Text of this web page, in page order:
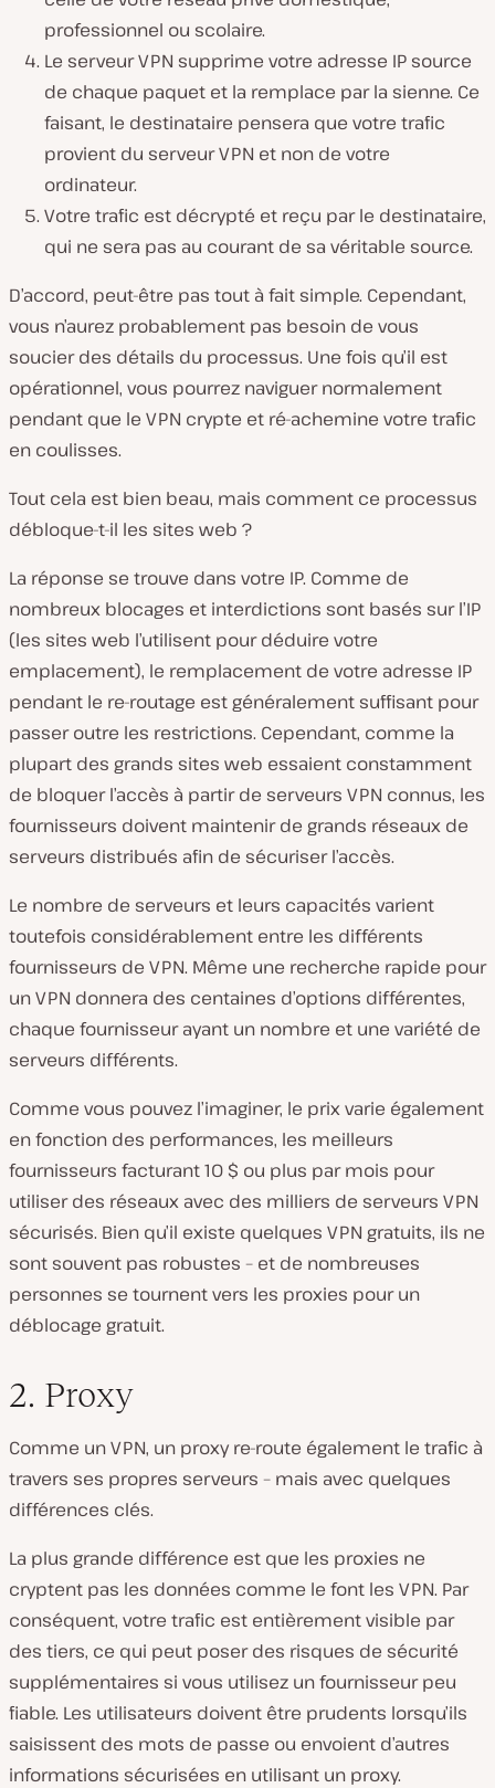
professionnel ou scolaire.
Le serveur VPN supprime votre adresse IP source
de chaque paquet et la remplace par la sienne. Ce
faisant, le destinataire pensera que votre trafic
provient du serveur VPN et non de votre
ordinateur.
Votre trafic est décrypté et reçu par le destinataire,
qui ne sera pas au courant de sa véritable source.
D’accord, peut-être pas tout à fait simple. Cependant,
vous n’aurez probablement pas besoin de vous
soucier des détails du processus. Une fois qu’il est
opérationnel, vous pourrez naviguer normalement
pendant que le VPN crypte et ré-achemine votre trafic
en coulisses.
Tout cela est bien beau, mais comment ce processus
débloque-t-il les sites web ?
La réponse se trouve dans votre IP. Comme de
nombreux blocages et interdictions sont basés sur l’IP
(les sites web l’utilisent pour déduire votre
emplacement), le remplacement de votre adresse IP
pendant le re-routage est généralement suffisant pour
passer outre les restrictions. Cependant, comme la
plupart des grands sites web essaient constamment
de bloquer l’accès à partir de serveurs VPN connus, les
fournisseurs doivent maintenir de grands réseaux de
serveurs distribués afin de sécuriser l’accès.
Le nombre de serveurs et leurs capacités varient
toutefois considérablement entre les différents
fournisseurs de VPN. Même une recherche rapide pour
un VPN donnera des centaines d’options différentes,
chaque fournisseur ayant un nombre et une variété de
serveurs différents.
Comme vous pouvez l’imaginer, le prix varie également
en fonction des performances, les meilleurs
fournisseurs facturant 10 $ ou plus par mois pour
utiliser des réseaux avec des milliers de serveurs VPN
sécurisés. Bien qu’il existe quelques VPN gratuits, ils ne
sont souvent pas robustes – et de nombreuses
personnes se tournent vers les proxies pour un
déblocage gratuit.
2. Proxy
Comme un VPN, un proxy re-route également le trafic à
travers ses propres serveurs – mais avec quelques
différences clés.
La plus grande différence est que les proxies ne
cryptent pas les données comme le font les VPN. Par
conséquent, votre trafic est entièrement visible par
des tiers, ce qui peut poser des risques de sécurité
supplémentaires si vous utilisez un fournisseur peu
fiable. Les utilisateurs doivent être prudents lorsqu’ils
saisissent des mots de passe ou envoient d’autres
informations sécurisées en utilisant un proxy.